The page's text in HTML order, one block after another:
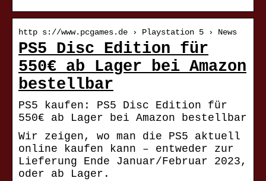
http s://www.pcgames.de › Playstation 5 › News
PS5 Disc Edition für
550€ ab Lager bei Amazon
bestellbar
PS5 kaufen: PS5 Disc Edition für
550€ ab Lager bei Amazon bestellbar
Wir zeigen, wo man die PS5 aktuell
online kaufen kann – entweder zur
Lieferung Ende Januar/Februar 2023,
oder ab Lager.